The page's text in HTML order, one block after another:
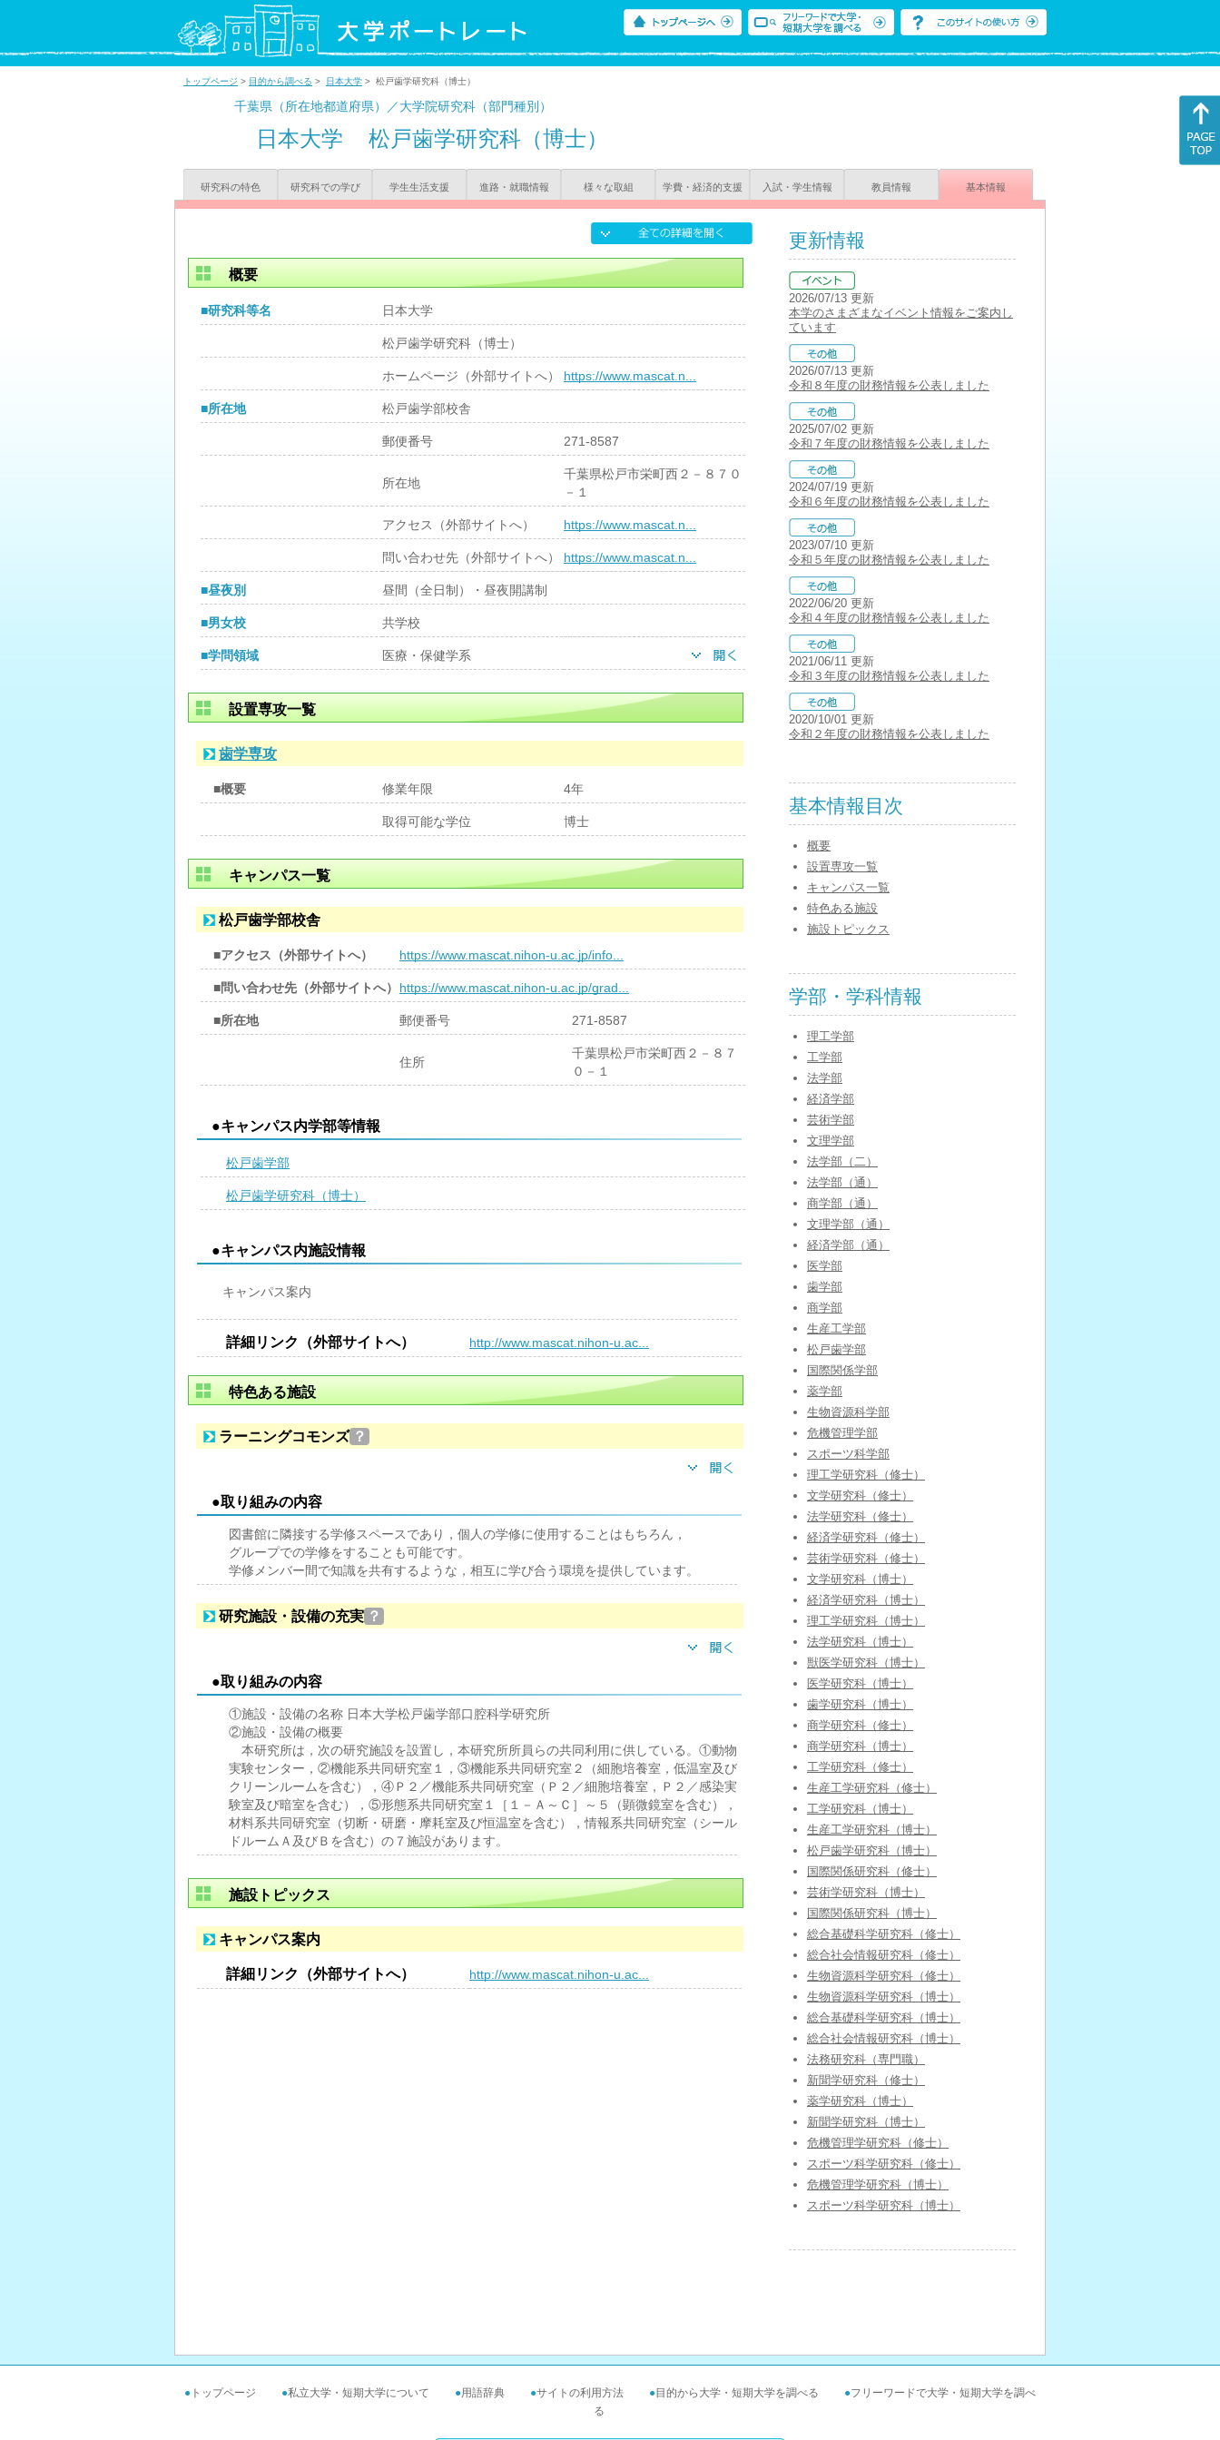
トップページ > 目的から調べる > 日本大学 > 松戸歯学研究科（博士）
千葉県（所在地都道府県）／大学院研究科（部門種別）
日本大学 松戸歯学研究科（博士）
研究科の特色 研究科での学び 学生生活支援 進路・就職情報 様々な取組 学費・経済的支援 入試・学生情報 教員情報 基本情報
概要
■研究科等名 日本大学
松戸歯学研究科（博士）
ホームページ（外部サイトへ） https://www.mascat.n...
■所在地 松戸歯学部校舎
郵便番号 271-8587
所在地
千葉県松戸市栄町西２－８７０
－１
アクセス（外部サイトへ） https://www.mascat.n...
問い合わせ先（外部サイトへ） https://www.mascat.n...
■昼夜別 昼間（全日制）・昼夜開講制
■男女校 共学校
■学問領域 医療・保健学系
設置専攻一覧
歯学専攻
■概要 修業年限 4年
取得可能な学位 博士
キャンパス一覧
松戸歯学部校舎
■アクセス（外部サイトへ） https://www.mascat.nihon-u.ac.jp/info...
■問い合わせ先（外部サイトへ） https://www.mascat.nihon-u.ac.jp/grad...
■所在地 郵便番号 271-8587
住所
千葉県松戸市栄町西２－８７
０－１
●キャンパス内学部等情報
松戸歯学部
松戸歯学研究科（博士）
●キャンパス内施設情報
キャンパス案内
詳細リンク（外部サイトへ） http://www.mascat.nihon-u.ac...
特色ある施設
ラーニングコモンズ ？
●取り組みの内容
図書館に隣接する学修スペースであり，個人の学修に使用することはもちろん，
グループでの学修をすることも可能です。
学修メンバー間で知識を共有するような，相互に学び合う環境を提供しています。
研究施設・設備の充実 ？
●取り組みの内容
①施設・設備の名称 日本大学松戸歯学部口腔科学研究所
②施設・設備の概要
本研究所は，次の研究施設を設置し，本研究所所員らの共同利用に供している。①動物
実験センター，②機能系共同研究室１，③機能系共同研究室２（細胞培養室，低温室及び
クリーンルームを含む），④Ｐ２／機能系共同研究室（Ｐ２／細胞培養室，Ｐ２／感染実
験室及び暗室を含む），⑤形態系共同研究室１［１－Ａ～Ｃ］～５（顕微鏡室を含む），
材料系共同研究室（切断・研磨・摩耗室及び恒温室を含む），情報系共同研究室（シール
ドルームＡ及びＢを含む）の７施設があります。
施設トピックス
キャンパス案内
詳細リンク（外部サイトへ） http://www.mascat.nihon-u.ac...
更新情報
2026/07/13 更新
本学のさまざまなイベント情報をご案内し
ています
2026/07/13 更新
令和８年度の財務情報を公表しました
2025/07/02 更新
令和７年度の財務情報を公表しました
2024/07/19 更新
令和６年度の財務情報を公表しました
2023/07/10 更新
令和５年度の財務情報を公表しました
2022/06/20 更新
令和４年度の財務情報を公表しました
2021/06/11 更新
令和３年度の財務情報を公表しました
2020/10/01 更新
令和２年度の財務情報を公表しました
基本情報目次
概要
設置専攻一覧
キャンパス一覧
特色ある施設
施設トピックス
学部・学科情報
理工学部
工学部
法学部
経済学部
芸術学部
文理学部
法学部（二）
法学部（通）
商学部（通）
文理学部（通）
経済学部（通）
医学部
歯学部
商学部
生産工学部
松戸歯学部
国際関係学部
薬学部
生物資源科学部
危機管理学部
スポーツ科学部
理工学研究科（修士）
文学研究科（修士）
法学研究科（修士）
経済学研究科（修士）
芸術学研究科（修士）
文学研究科（博士）
経済学研究科（博士）
理工学研究科（博士）
法学研究科（博士）
獣医学研究科（博士）
医学研究科（博士）
歯学研究科（博士）
商学研究科（修士）
商学研究科（博士）
工学研究科（修士）
生産工学研究科（修士）
工学研究科（博士）
生産工学研究科（博士）
松戸歯学研究科（博士）
国際関係研究科（修士）
芸術学研究科（博士）
国際関係研究科（博士）
総合基礎科学研究科（修士）
総合社会情報研究科（修士）
生物資源科学研究科（修士）
生物資源科学研究科（博士）
総合基礎科学研究科（博士）
総合社会情報研究科（博士）
法務研究科（専門職）
新聞学研究科（修士）
薬学研究科（博士）
新聞学研究科（博士）
危機管理学研究科（修士）
スポーツ科学研究科（修士）
危機管理学研究科（博士）
スポーツ科学研究科（博士）
● トップページ ●私立大学・短期大学について ●用語辞典 ●サイトの利用方法 ●目的から大学・短期大学を調べる ●フリーワードで大学・短期大学を調べ
る